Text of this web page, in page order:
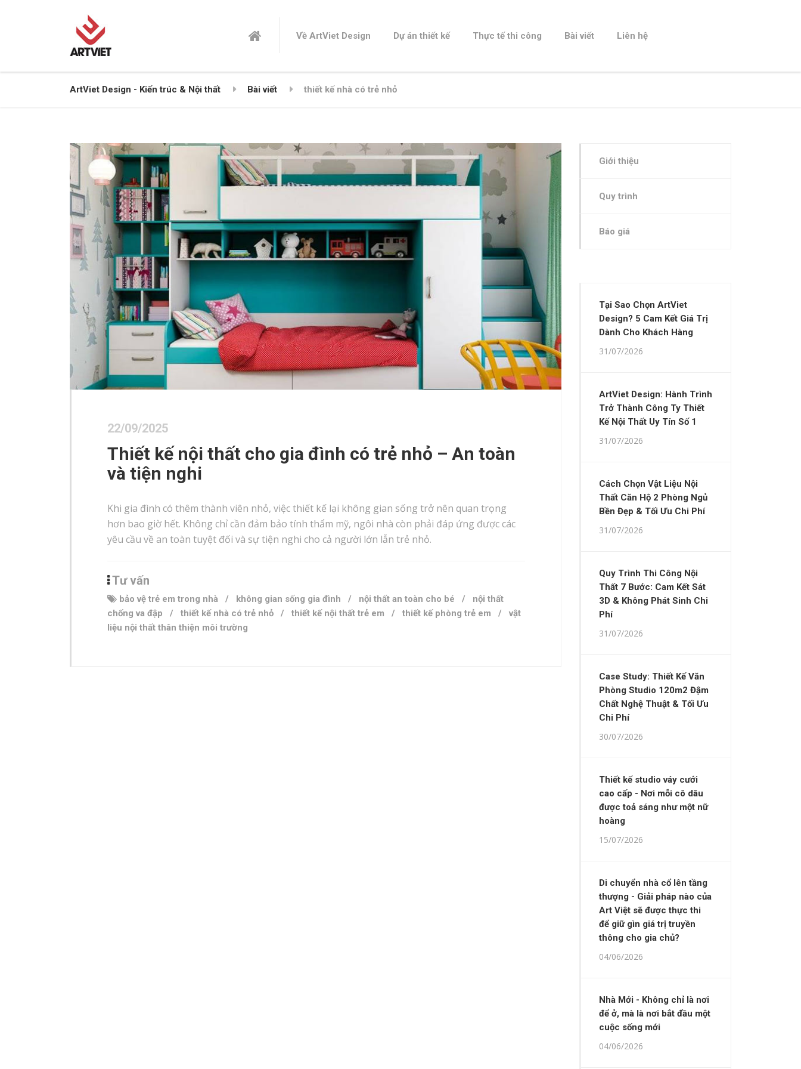
Về ArtViet Design Dự án thiết kế Thực tế thi công Bài viết Liên hệ
ArtViet Design - Kiến trúc & Nội thất Bài viết thiết kế nhà có trẻ nhỏ
22/09/2025
Thiết kế nội thất cho gia đình có trẻ nhỏ – An toàn
và tiện nghi
Khi gia đình có thêm thành viên nhỏ, việc thiết kế lại không gian sống trở nên quan trọng
hơn bao giờ hết. Không chỉ cần đảm bảo tính thẩm mỹ, ngôi nhà còn phải đáp ứng được các
yêu cầu về an toàn tuyệt đối và sự tiện nghi cho cả người lớn lẫn trẻ nhỏ.
Tư vấn
bảo vệ trẻ em trong nhà / không gian sống gia đình / nội thất an toàn cho bé / nội thất
chống va đập / thiết kế nhà có trẻ nhỏ / thiết kế nội thất trẻ em / thiết kế phòng trẻ em / vật
liệu nội thất thân thiện môi trường
Giới thiệu
Quy trình
Báo giá
Tại Sao Chọn ArtViet
Design? 5 Cam Kết Giá Trị
Dành Cho Khách Hàng
31/07/2026
ArtViet Design: Hành Trình
Trở Thành Công Ty Thiết
Kế Nội Thất Uy Tín Số 1
31/07/2026
Cách Chọn Vật Liệu Nội
Thất Căn Hộ 2 Phòng Ngủ
Bền Đẹp & Tối Ưu Chi Phí
31/07/2026
Quy Trình Thi Công Nội
Thất 7 Bước: Cam Kết Sát
3D & Không Phát Sinh Chi
Phí
31/07/2026
Case Study: Thiết Kế Văn
Phòng Studio 120m2 Đậm
Chất Nghệ Thuật & Tối Ưu
Chi Phí
30/07/2026
Thiết kế studio váy cưới
cao cấp - Nơi mỗi cô dâu
được toả sáng như một nữ
hoàng
15/07/2026
Di chuyển nhà cổ lên tầng
thượng - Giải pháp nào của
Art Việt sẽ được thực thi
để giữ gìn giá trị truyền
thông cho gia chủ?
04/06/2026
Nhà Mới - Không chỉ là nơi
để ở, mà là nơi bắt đầu một
cuộc sống mới
04/06/2026